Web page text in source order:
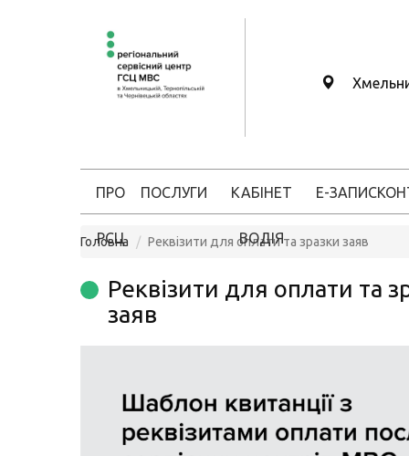
ПРО
РСЦ
ПОСЛУГИ КАБІНЕТ
ВОДІЯ
Е-ЗАПИС
Головна Реквізити для оплати та зразки заяв
Реквізити для оплати та
заяв